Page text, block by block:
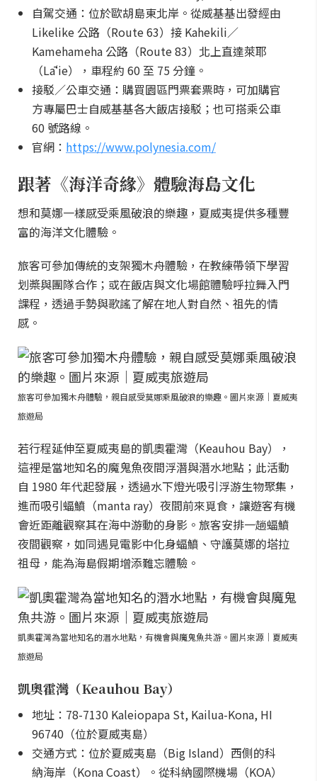
自駕交通：位於歐胡島東北岸。從威基基出發經由
Likelike 公路（Route 63）接 Kahekili／
Kamehameha 公路（Route 83）北上直達萊耶
（Lāʻie），車程約 60 至 75 分鐘。
接駁／公車交通：購買園區門票套票時，可加購官
方專屬巴士自威基基各大飯店接駁；也可搭乘公車
60 號路線。
官網： https://www.polynesia.com/
跟著《海洋奇緣》體驗海島文化
想和莫娜一樣感受乘風破浪的樂趣，夏威夷提供多種豐
富的海洋文化體驗。
旅客可參加傳統的支架獨木舟體驗，在教練帶領下學習
划槳與團隊合作；或在飯店與文化場館體驗呼拉舞入門
課程，透過手勢與歌謠了解在地人對自然、祖先的情
感。
旅客可參加獨木舟體驗，親自感受莫娜乘風破浪的樂趣。圖片來源｜夏威夷
旅遊局
若行程延伸至夏威夷島的凱奧霍灣（Keauhou Bay），
這裡是當地知名的魔鬼魚夜間浮潛與潛水地點；此活動
自 1980 年代起發展，透過水下燈光吸引浮游生物聚集，
進而吸引蝠鱝（manta ray）夜間前來覓食，讓遊客有機
會近距離觀察其在海中游動的身影。旅客安排一趟蝠鱝
夜間觀察，如同遇見電影中化身蝠鱝、守護莫娜的塔拉
祖母，能為海島假期增添難忘體驗。
凱奧霍灣為當地知名的潛水地點，有機會與魔鬼魚共游。圖片來源｜夏威夷
旅遊局
凱奧霍灣（Keauhou Bay）
地址：78-7130 Kaleiopapa St, Kailua-Kona, HI
96740（位於夏威夷島）
交通方式：位於夏威夷島（Big Island）西側的科
納海岸（Kona Coast）。從科納國際機場（KOA）